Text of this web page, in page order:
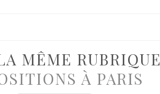
MÊME RUBRIQUE
À PARIS